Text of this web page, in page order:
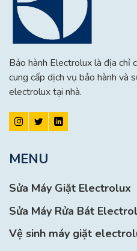
Bảo hành Electrolux là địa chỉ
cung cấp dịch vụ bảo hành và
electrolux tại nhà.
MENU
Sửa Máy Giặt Electrolux
Sửa Máy Rửa Bát
Vệ sinh máy giặt